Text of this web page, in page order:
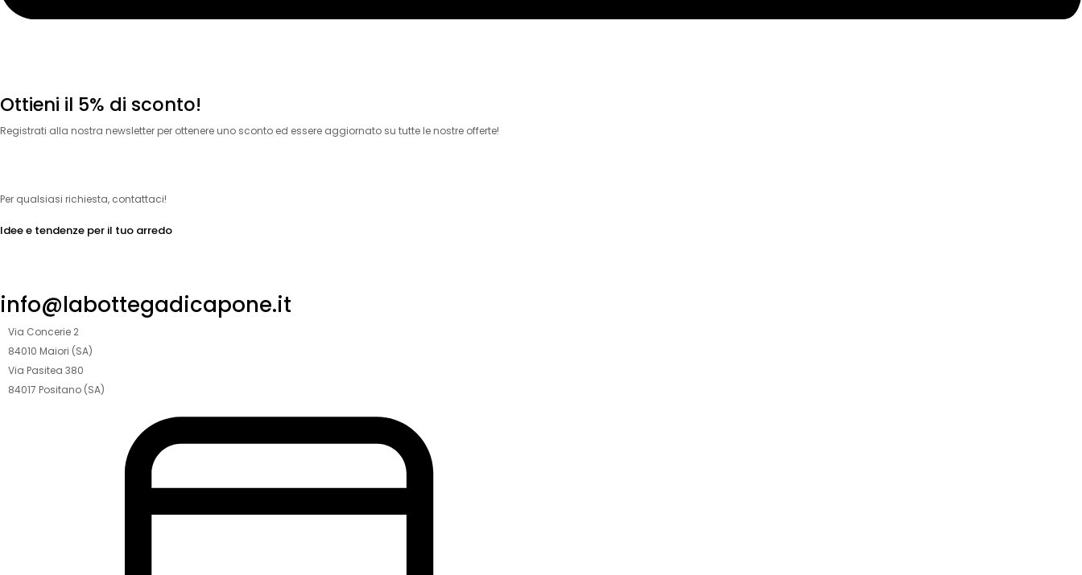
Ottieni il 5% di sconto!
Registrati alla nostra newsletter per ottenere uno sconto ed essere aggiornato su tutte le nostre offerte!
Per qualsiasi richiesta, contattaci!
Idee e tendenze per il tuo arredo
info@labottegadicapone.it
Via Concerie 2
84010 Maiori (SA)
Via Pasitea 380
84017 Positano (SA)